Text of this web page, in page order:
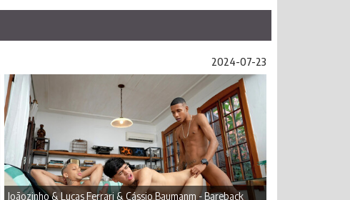
2024-07-23
Joãozinho & Lucas Ferrari & Cássio Baumanm - Bareback